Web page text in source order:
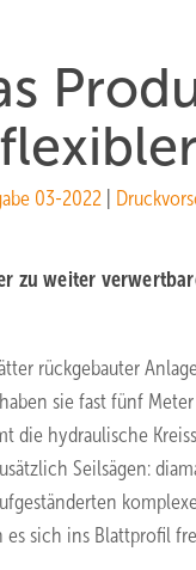
03-2022
zu weiter
rückgebauter
sie fast fünf
die hydraulische
Seilsägen:
es sich ins Blattprofil